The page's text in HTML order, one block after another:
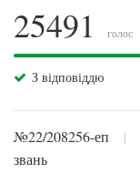
25491 голос
З відповіддю
№22/208256-еп |
звань